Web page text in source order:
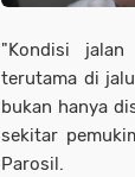
"Kondisi
terutama di
bukan hanya
sekitar
Parosil.